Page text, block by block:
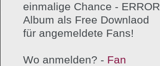
einmalige Chance - ERROR
Album als Free Downlaod
für angemeldete Fans!
Wo anmelden? - Fan